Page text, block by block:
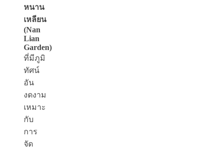
หนาน
เหลียน
(Nan
Lian
Garden)
ที่มีภูมิ
ทัศน์
อัน
งดงาม
เหมาะ
กับ
การ
จัด